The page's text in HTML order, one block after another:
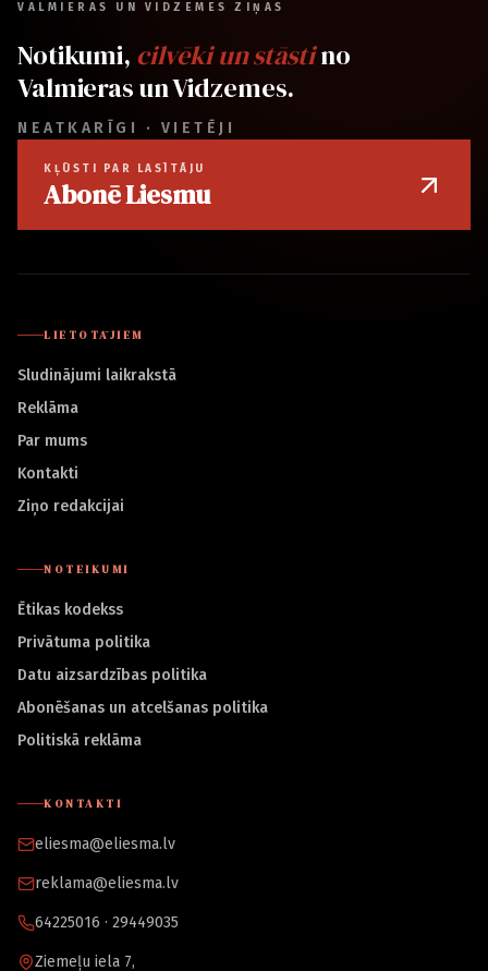
VALMIERAS UN VIDZEMES ZIŅAS
Notikumi, cilvēki un stāstino
Valmieras un Vidzemes.
NEATKARĪGI · VIETĒJI
KĻŪSTI PAR LASĪTĀJU
Abonē Liesmu
LIETOTĀJIEM
Sludinājumi laikrakstā
Reklāma
Par mums
Kontakti
Ziņo redakcijai
NOTEIKUMI
Ētikas kodekss
Privātuma politika
Datu aizsardzības politika
Abonēšanas un atcelšanas politika
Politiskā reklāma
KONTAKTI
eliesma@eliesma.lv
reklama@eliesma.lv
64225016 · 29449035
Ziemeļu iela 7,